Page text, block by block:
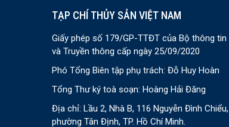
TẠP CHÍ THỦY SẢN VIỆT NAM
Giấy phép số 179/GP-TTĐT của Bộ thông tin
và Truyền thông cấp ngày 25/09/2020
Phó Tổng Biên tập phụ trách: Đỗ Huy Hoàn
Tổng Thư ký toà soạn: Hoàng Hải Đăng
Địa chỉ: Lầu 2, Nhà B, 116 Nguyễn Đình Chiểu,
phường Tân Định, TP. Hồ Chí Minh.